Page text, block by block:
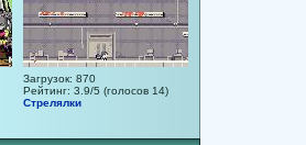
Загрузок: 870
Рейтинг: 3.9/5 (голосов 14)
Стрелялки